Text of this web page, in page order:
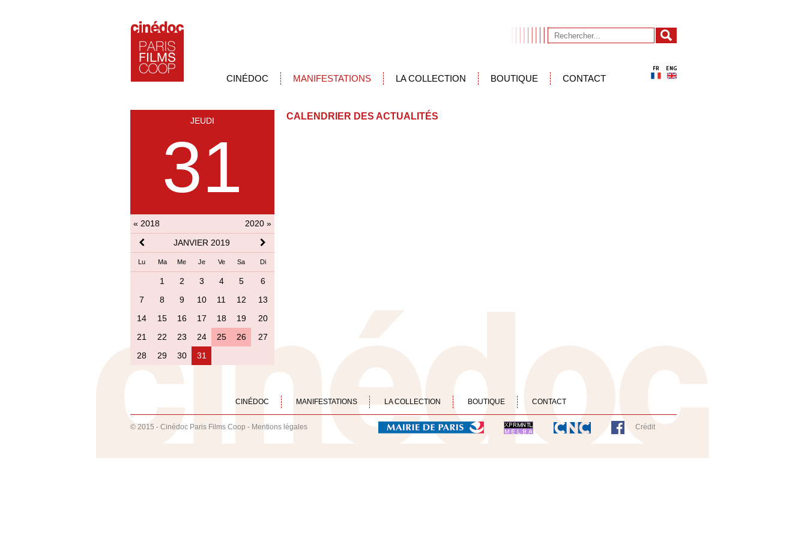
CINÉDOC MANIFESTATIONS LA COLLECTION BOUTIQUE CONTACT
JEUDI
31
« 2018
2020 »
JANVIER 2019
Lu Ma Me Je Ve Sa Di
1 2 3 4 5
6
7
8 9 10 11 12
13
14
15 16 17 18 19
20
21
22 23 24 25 26
27
28
29 30 31
CALENDRIER DES ACTUALITÉS
CINÉDOC MANIFESTATIONS LA COLLECTION BOUTIQUE CONTACT
© 2015 - Cinédoc Paris Films Coop - Mentions légales Crédit